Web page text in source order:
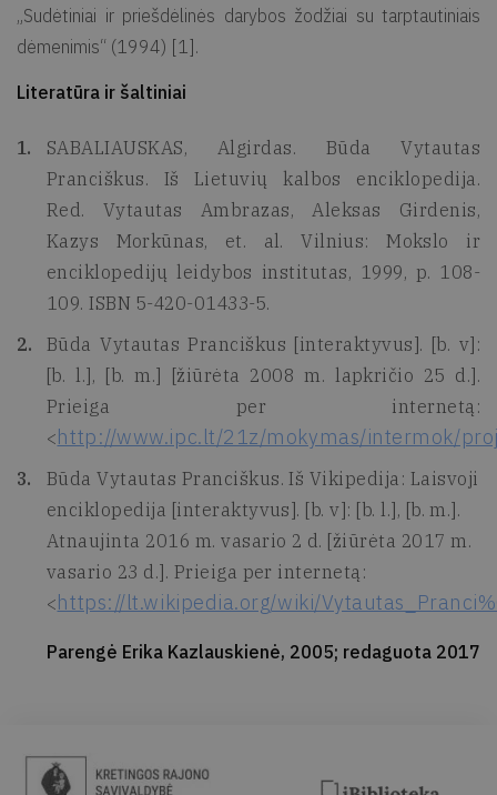
„Sudėtiniai ir priešdėlinės darybos žodžiai su tarptautiniais
dėmenimis“ (1994) [1].
Literatūra ir šaltiniai
SABALIAUSKAS, Algirdas. Būda Vytautas
Pranciškus. Iš Lietuvių kalbos enciklopedija.
Red. Vytautas Ambrazas, Aleksas Girdenis,
Kazys Morkūnas, et. al. Vilnius: Mokslo ir
enciklopedijų leidybos institutas, 1999, p. 108-
109. ISBN 5-420-01433-5.
Būda Vytautas Pranciškus [interaktyvus]. [b. v]:
[b. l.], [b. m.] [žiūrėta 2008 m. lapkričio 25 d.].
Prieiga per internetą:
<http://www.ipc.lt/21z/mokymas/intermok/
Būda Vytautas Pranciškus. Iš Vikipedija: Laisvoji
enciklopedija [interaktyvus]. [b. v]: [b. l.], [b. m.].
Atnaujinta 2016 m. vasario 2 d. [žiūrėta 2017 m.
vasario 23 d.]. Prieiga per internetą:
<https://lt.wikipedia.org/wiki/
Parengė Erika Kazlauskienė, 2005; redaguota 2017